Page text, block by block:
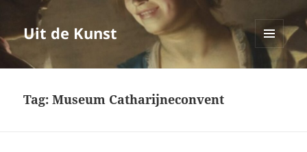
Uit de Kunst
MENU
EN
Tag:Museum Catharijneconvent